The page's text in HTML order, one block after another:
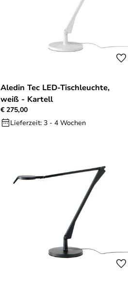
Aledin Tec LED-Tischleuchte,
weiß - Kartell
€ 275,00
Lieferzeit: 3 - 4 Wochen